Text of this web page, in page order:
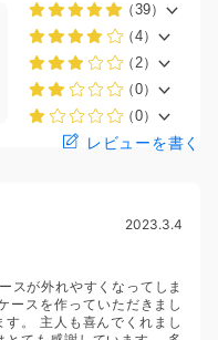
（39）
（4）
（2）
（0）
（0）
レビューを書く
2023.3.4
スが外れやすくなってしま
ースを作っていただきまし
。 主人も喜んでくれまし